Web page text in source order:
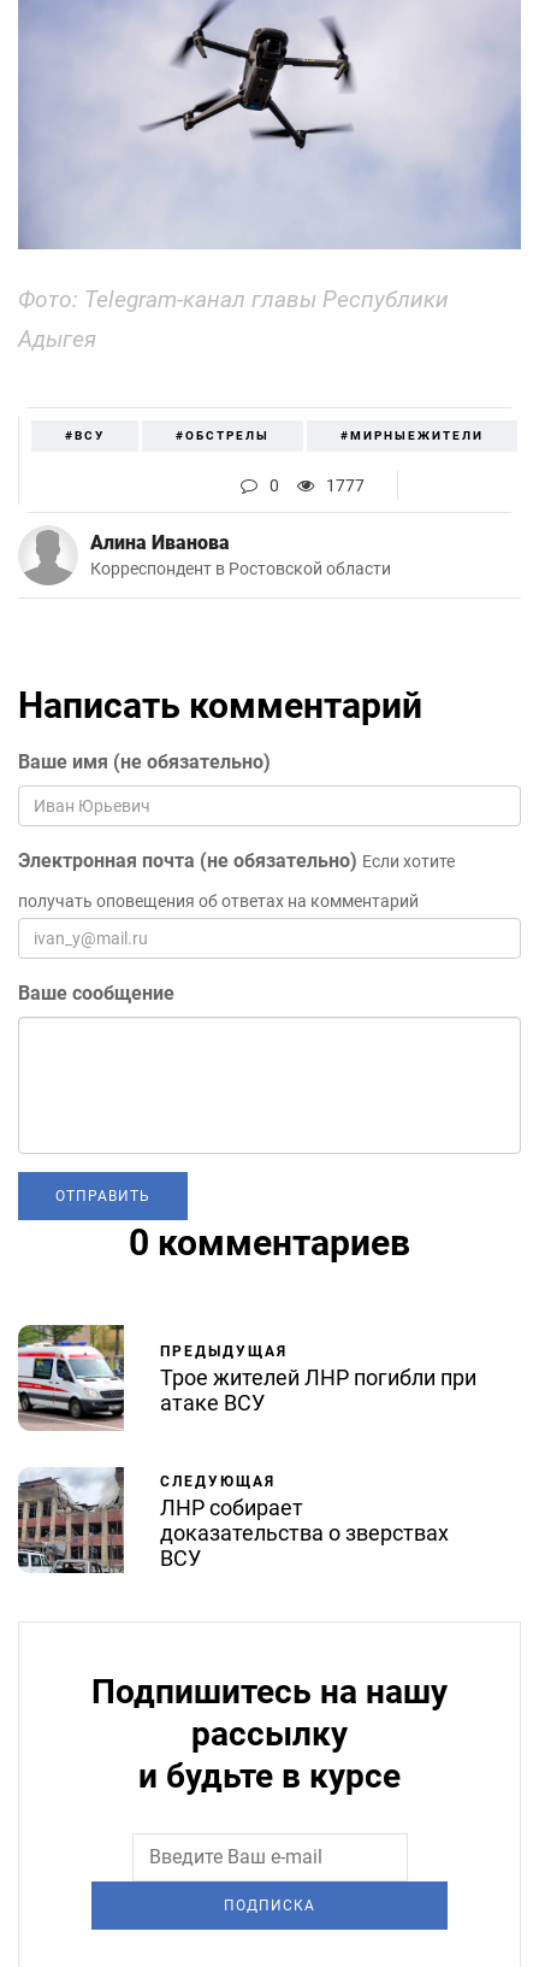
Фото: Telegram-канал главы Республики
Адыгея
#ВСУ #ОБСТРЕЛЫ #МИРНЫЕЖИТЕЛИ
0 1777
Алина Иванова
Корреспондент в Ростовской области
Написать комментарий
Ваше имя (не обязательно)
Электронная почта (не обязательно) Если хотите
получать оповещения об ответах на комментарий
Ваше сообщение
0 комментариев
ПРЕДЫДУЩАЯ
Трое жителей ЛНР погибли при
атаке ВСУ
СЛЕДУЮЩАЯ
ЛНР собирает
доказательства о зверствах
ВСУ
Подпишитесь на нашу
рассылку
и будьте в курсе
ПОДПИСКА